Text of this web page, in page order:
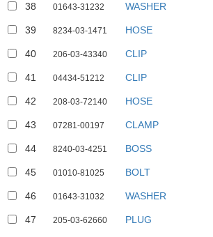
38 01643-31232 WASHER
39 8234-03-1471 HOSE
40 206-03-43340 CLIP
41 04434-51212 CLIP
42 208-03-72140 HOSE
43 07281-00197 CLAMP
44 8240-03-4251 BOSS
45 01010-81025 BOLT
46 01643-31032 WASHER
47 205-03-62660 PLUG